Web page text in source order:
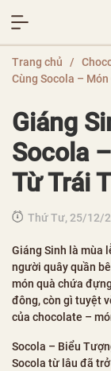
Trang chủ /
Cùng Socola –
Giáng
Socola
Từ Trái
Thứ Tư, 25/12/
Giáng Sinh là mùa
người quây quần
món quà chứa
đông, còn gì tuyệt
của chocolate –
Socola – Biểu
Socola từ lâu đã